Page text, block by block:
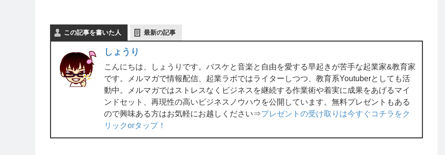
この記事を書いた人 最新の記事
しょうり
こんにちは、しょうりです。バスケと音楽と自由を愛する早起きが苦手な起業家&教育家
です。メルマガで情報配信、起業ラボではライターしつつ、教育系Youtuberとしても活
動中。メルマガではストレスなくビジネスを継続する作業術や着実に成果をあげるマイ
ンドセット、再現性の高いビジネスノウハウを公開しています。無料プレゼントもある
ので興味ある方はお気軽にお越しください⇒プレゼントの受け取りは今すぐコチラをク
リックorタップ！